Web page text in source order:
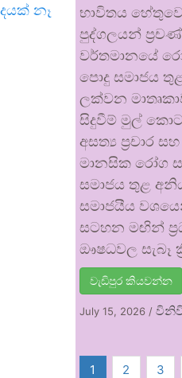
නෑ
භාවිතය
පුද්ගලයන්
වර්තමානයේ
පොදු සමාජය
ලක්වන
සිදුවීම් මුල්
අසත්‍ය ප්‍රචාර
මානසික රෝග
සමාජය තුළ
සමාජයීය
සටහන මඟින්
ඖෂධවල සැබෑ
වැඩිපුර කියවන්න
July 15, 2026 /
1 2 3